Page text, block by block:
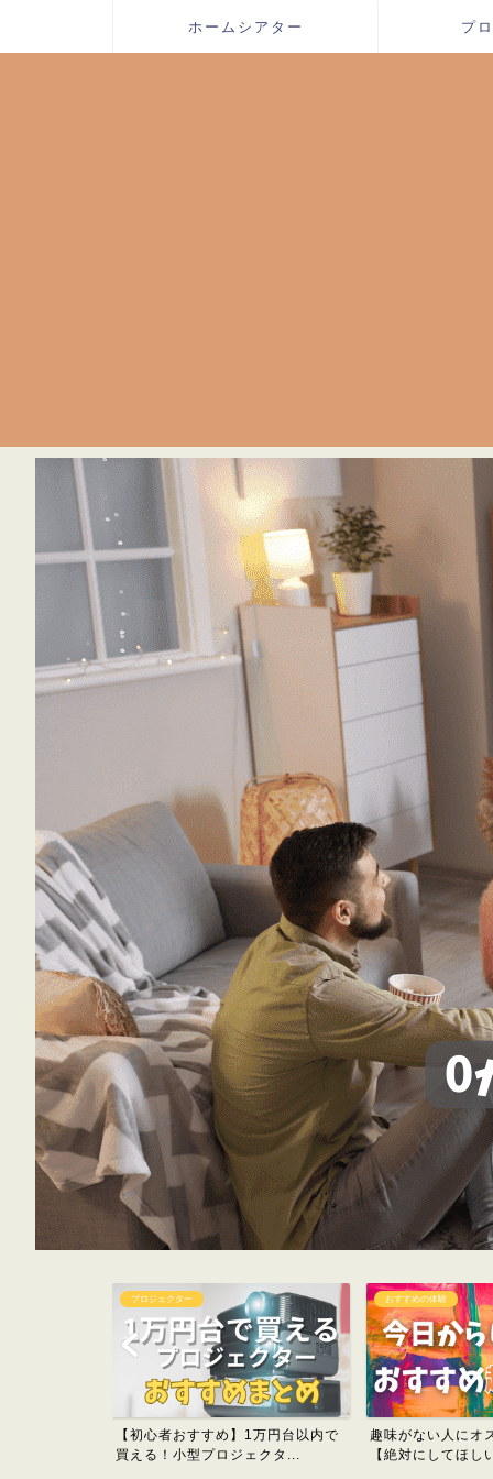
ホームシアター プ
おすすめの体験
趣味がない人にオススメ趣味一覧
【絶対にしてほしい趣味６０...
ホームシアター
2025年版【一生の
ホームシアター見